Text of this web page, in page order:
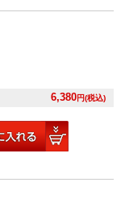
6,380円(税込)